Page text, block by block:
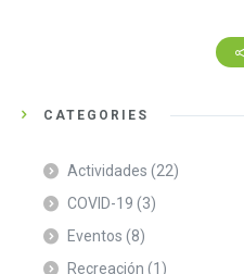
CATEGORIES
Actividades (22)
COVID-19 (3)
Eventos (8)
Recreación (1)